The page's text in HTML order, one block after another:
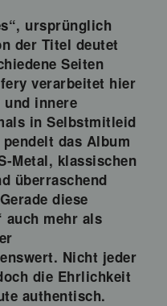
ursprünglich
der Titel deutet
Seiten
verarbeitet hier
innere
in Selbstmitleid
das Album
Metal, klassischen
überraschend
diese
auch mehr als
Nicht jeder
die Ehrlichkeit
authentisch.